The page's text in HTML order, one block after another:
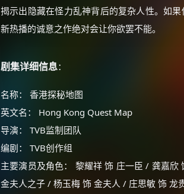
揭示出隐藏在怪力乱神背后的复杂人性。如果
新热播的诚意之作绝对会让你欲罢不能。
剧集详细信息：
名称： 香港探秘地图
英文名： Hong Kong Quest Map
导演： TVB监制团队
编剧： TVB创作组
主要演员及角色： 黎耀祥 饰 庄一臣 / 龚嘉
金夫人之子 / 杨玉梅 饰 金夫人 / 庄思敏 饰 龙